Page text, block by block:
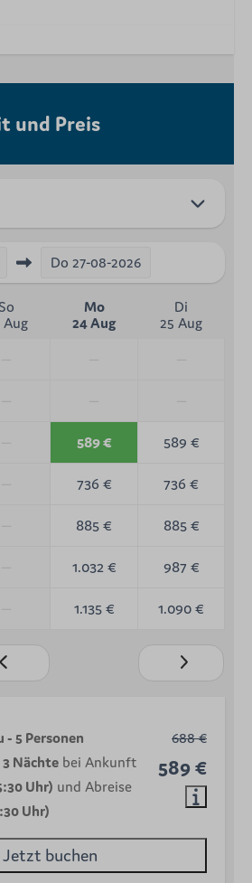
und Preis
Do 27-08-2026
Aug
Mo
24 Aug
Di
25 Aug
589 € 589 €
736 € 736 €
885 € 885 €
1.032 € 987 €
1.135 € 1.090 €
688 €
589 €
- 5 Personen
3 Nächte bei Ankunft
Uhr) und Abreise
Uhr)
Jetzt buchen